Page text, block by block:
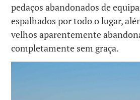
pedaços abandonados de
espalhados por todo o lugar,
velhos aparentemente
completamente sem graça.